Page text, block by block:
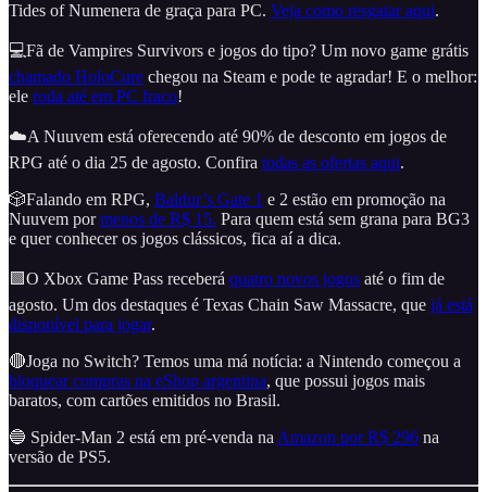
Tides of Numenera de graça para PC. Veja como resgatar aqui.
💻Fã de Vampires Survivors e jogos do tipo? Um novo game grátis
chamado HoloCure chegou na Steam e pode te agradar! E o melhor:
ele roda até em PC fraco!
☁️A Nuuvem está oferecendo até 90% de desconto em jogos de
RPG até o dia 25 de agosto. Confira todas as ofertas aqui.
🎲Falando em RPG, Baldur’s Gate 1 e 2 estão em promoção na
Nuuvem pormenos de R$ 15. Para quem está sem grana para BG3
e quer conhecer os jogos clássicos, fica aí a dica.
🟩O Xbox Game Pass receberá quatro novos jogos até o fim de
agosto. Um dos destaques é Texas Chain Saw Massacre, que já está
disponível para jogar.
🔴Joga no Switch? Temos uma má notícia: a Nintendo começou a
bloquear compras na eShop argentina, que possui jogos mais
baratos, com cartões emitidos no Brasil.
🔵 Spider-Man 2 está em pré-venda naAmazon por R$ 296 na
versão de PS5.